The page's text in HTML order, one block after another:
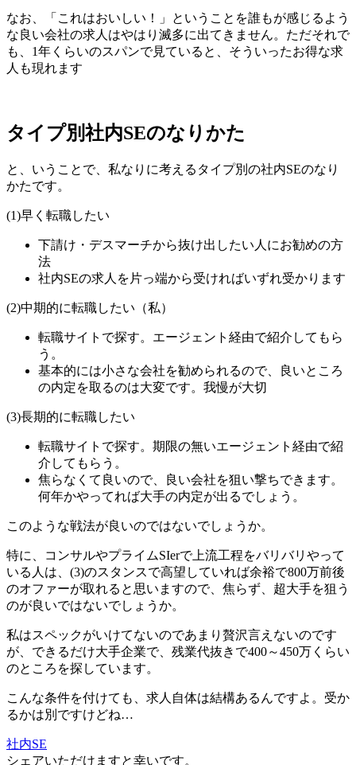
なお、「これはおいしい！」ということを誰もが感じるよう
な良い会社の求人はやはり滅多に出てきません。ただそれで
も、1年くらいのスパンで見ていると、そういったお得な求
人も現れます
タイプ別社内SEのなりかた
と、いうことで、私なりに考えるタイプ別の社内SEのなり
かたです。
(1)早く転職したい
下請け・デスマーチから抜け出したい人にお勧めの方
法
社内SEの求人を片っ端から受ければいずれ受かります
(2)中期的に転職したい（私）
転職サイトで探す。エージェント経由で紹介してもら
う。
基本的には小さな会社を勧められるので、良いところ
の内定を取るのは大変です。我慢が大切
(3)長期的に転職したい
転職サイトで探す。期限の無いエージェント経由で紹
介してもらう。
焦らなくて良いので、良い会社を狙い撃ちできます。
何年かやってれば大手の内定が出るでしょう。
このような戦法が良いのではないでしょうか。
特に、コンサルやプライムSIerで上流工程をバリバリやって
いる人は、(3)のスタンスで高望していれば余裕で800万前後
のオファーが取れると思いますので、焦らず、超大手を狙う
のが良いではないでしょうか。
私はスペックがいけてないのであまり贅沢言えないのです
が、できるだけ大手企業で、残業代抜きで400～450万くらい
のところを探しています。
こんな条件を付けても、求人自体は結構あるんですよ。受か
るかは別ですけどね…
社内SE
シェアいただけますと幸いです。